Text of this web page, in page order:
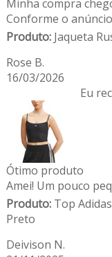
Minha compra
Conforme o anúncio
Produto:Jaqueta
Rose B.
16/03/2026
Eu
Ótimo produto
Amei! Um pouco
Produto:Top
Preto
Deivison N.